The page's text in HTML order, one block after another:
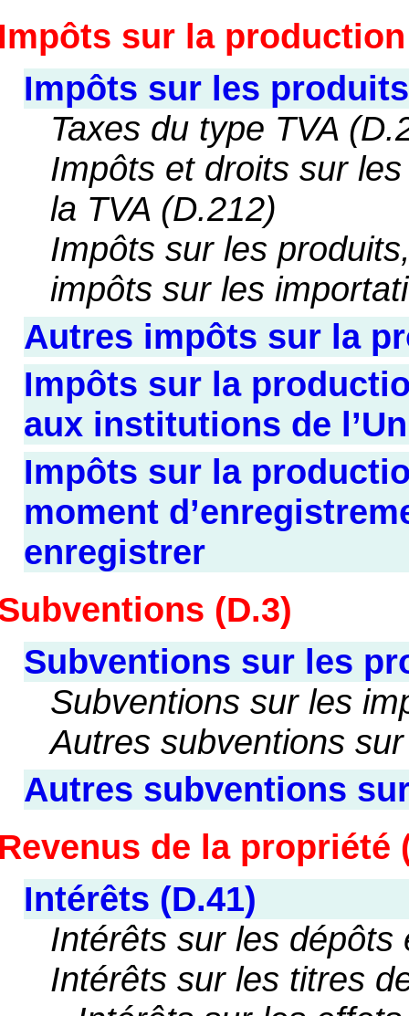
sur la
Impôts sur les
Taxes du type TVA
Impôts et droits sur
la TVA (D.212)
Impôts sur les
impôts sur les
Autres impôts sur la
Impôts sur la
aux institutions de
Impôts sur la
moment
enregistrer
(D.3)
Subventions sur les
Subventions sur les
Autres subventions
Autres subventions
de la propriété
Intérêts (D.41)
Intérêts sur les dépôts
Intérêts sur les titres